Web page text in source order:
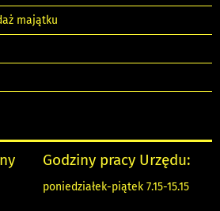
majątku
Godziny pracy Urzędu:
poniedziałek-piątek 7.15-15.15